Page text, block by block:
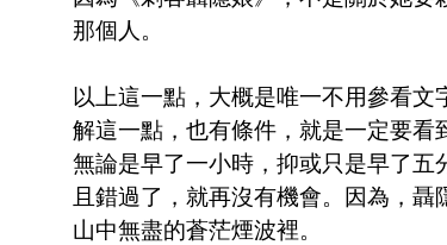
那個人。
以上這一點，大概是唯一不用參看
解這一點，也有條件，就是一定要看
無論是早了一小時，抑或只是早了
且錯過了，就再沒有機會。因為，
山中無盡的蒼茫煙波裡。